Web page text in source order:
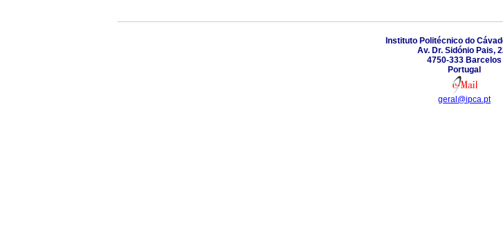
Instituto Politécnico do
Av. Dr. Sidónio Pais,
4750-333 Barcelos
Portugal
geral@ipca.pt